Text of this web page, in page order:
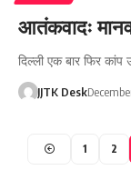
आतंकवादः
दिल्ली एक बार फिर
JJTK Desk
1 2